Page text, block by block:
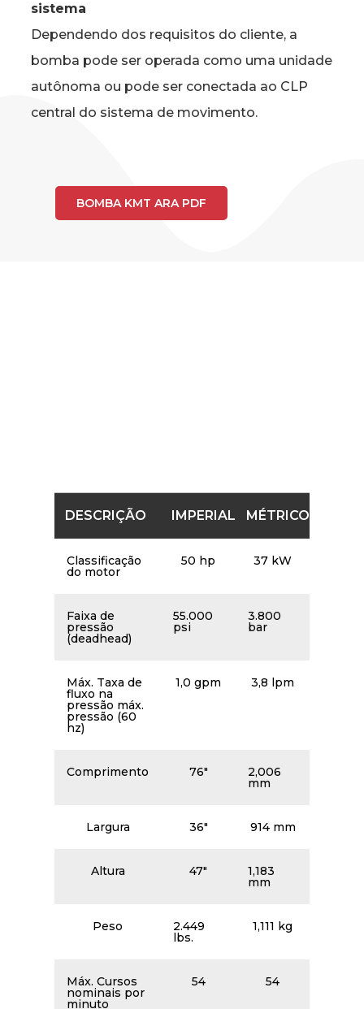
sistema
Dependendo dos requisitos do cliente, a
bomba pode ser operada como uma unidade
autônoma ou pode ser conectada ao CLP
central do sistema de movimento.
BOMBA KMT ARA PDF
DESCRIÇÃO IMPERIAL MÉTRICO
Classificação
do motor
50 hp 37 kW
Faixa de
pressão
(deadhead)
55.000
psi
3.800
bar
Máx. Taxa de
fluxo na
pressão máx.
pressão (60
hz)
1,0 gpm 3,8 lpm
Comprimento 76″ 2,006
mm
Largura 36″ 914 mm
Altura 47″ 1,183
mm
Peso 2.449
lbs.
1,111 kg
Máx. Cursos
nominais por
minuto
54 54